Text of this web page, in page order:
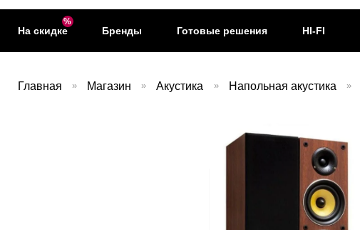
На скидке Бренды Готовые решения HI-FI
Главная » Магазин » Акустика » Напольная акустика »